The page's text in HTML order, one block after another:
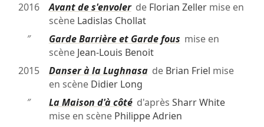
2016
Avant de s'envolerde Florian Zellermise en
scène Ladislas Chollat
″
Garde Barrière et Garde fous mise en
scène Jean-Louis Benoit
2015
Danser à la Lughnasade Brian Friel mise
en scène Didier Long
″
La Maison d'à côtéd'après Sharr White
mise en scène Philippe Adrien